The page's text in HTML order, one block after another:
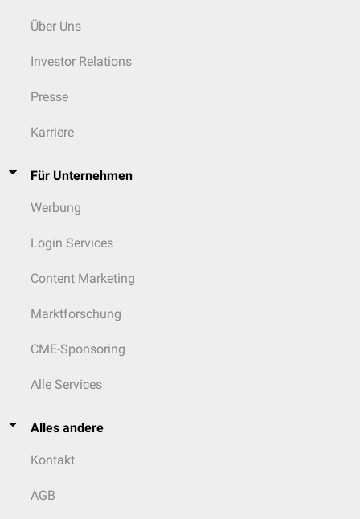
Über Uns
Investor Relations
Presse
Karriere
Für Unternehmen
Werbung
Login Services
Content Marketing
Marktforschung
CME-Sponsoring
Alle Services
Alles andere
Kontakt
AGB